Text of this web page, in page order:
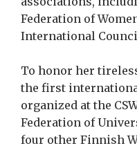
Federation of
International
To honor her
the first
organized at the
Federation of
four other Finnish